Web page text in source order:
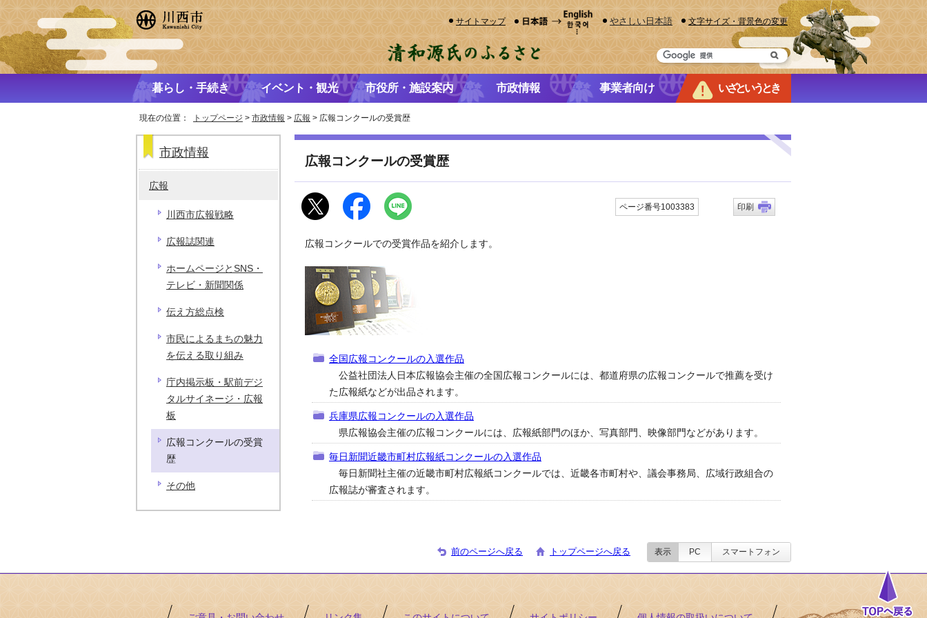
サイトマップ やさしい日本語 文字サイズ・背景色の変更
暮らし・手続き イベント・観光 市役所・施設案内 市政情報 事業者向け いざというとき
現在の位置： トップページ > 市政情報 > 広報 > 広報コンクールの受賞歴
広報コンクールの受賞歴
ページ番号1003383 印刷
広報コンクールでの受賞作品を紹介します。
全国広報コンクールの入選作品
公益社団法人日本広報協会主催の全国広報コンクールには、都道府県の広報コンクールで推薦を受け
た広報紙などが出品されます。
兵庫県広報コンクールの入選作品
県広報協会主催の広報コンクールには、広報紙部門のほか、写真部門、映像部門などがあります。
毎日新聞近畿市町村広報紙コンクールの入選作品
毎日新聞社主催の近畿市町村広報紙コンクールでは、近畿各市町村や、議会事務局、広域行政組合の
広報誌が審査されます。
市政情報
広報
川西市広報戦略
広報誌関連
ホームページとSNS・
テレビ・新聞関係
伝え方総点検
市民によるまちの魅力
を伝える取り組み
庁内掲示板・駅前デジ
タルサイネージ・広報
板
広報コンクールの受賞
歴
その他
前のページへ戻る トップページへ戻る 表示 PC スマートフォン